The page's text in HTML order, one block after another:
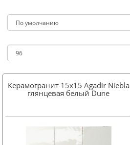
Керамогранит 15x15 Agadir Niebla
глянцевая белый Dune